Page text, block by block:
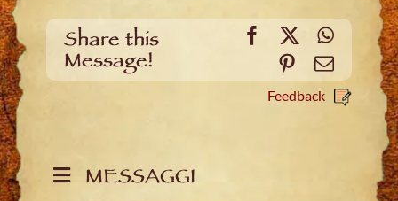
Share this
Message!
Facebook
X
Pinterest
Email
Feedback
MESSAGGI